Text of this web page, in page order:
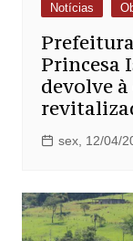
Notícias
Princesa
devolve
sex, 12/04/